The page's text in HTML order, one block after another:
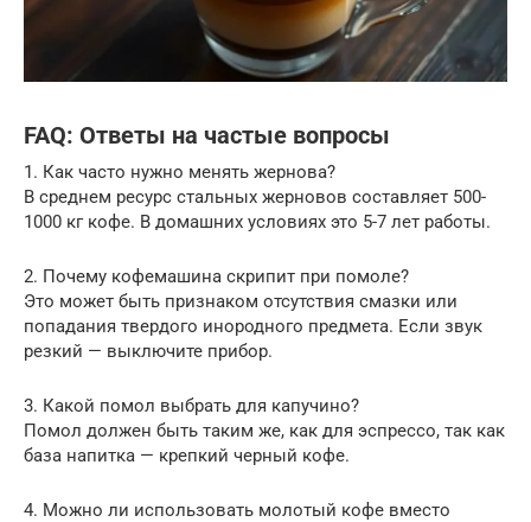
FAQ: Ответы на частые вопросы
1. Как часто нужно менять жернова?
В среднем ресурс стальных жерновов составляет 500-
1000 кг кофе. В домашних условиях это 5-7 лет работы.
2. Почему кофемашина скрипит при помоле?
Это может быть признаком отсутствия смазки или
попадания твердого инородного предмета. Если звук
резкий — выключите прибор.
3. Какой помол выбрать для капучино?
Помол должен быть таким же, как для эспрессо, так как
база напитка — крепкий черный кофе.
4. Можно ли использовать молотый кофе вместо